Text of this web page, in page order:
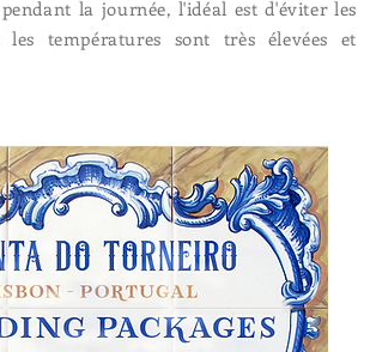
la journée, l'idéal est d'éviter les
températures sont très élevées et